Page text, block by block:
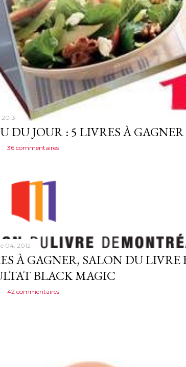
2013
DU JOUR : 5 LIVRES À GAGNER
36 commentaires
04, 2012
À GAGNER, SALON DU LIVRE
BLACK MAGIC
42 commentaires